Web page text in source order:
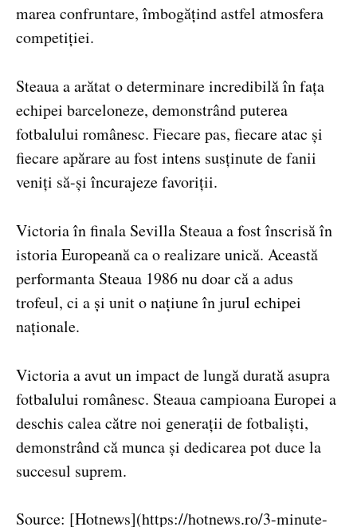
marea confruntare, îmbogățind astfel atmosfera
competiției.
Steaua a arătat o determinare incredibilă în fața
echipei barceloneze, demonstrând puterea
fotbalului românesc. Fiecare pas, fiecare atac și
fiecare apărare au fost intens susținute de fanii
veniți să-și încurajeze favoriții.
Victoria în finala Sevilla Steaua a fost înscrisă în
istoria Europeană ca o realizare unică. Această
performanta Steaua 1986 nu doar că a adus
trofeul, ci a și unit o națiune în jurul echipei
naționale.
Victoria a avut un impact de lungă durată asupra
fotbalului românesc. Steaua campioana Europei a
deschis calea către noi generații de fotbaliști,
demonstrând că munca și dedicarea pot duce la
succesul suprem.
Source: [Hotnews](https://hotnews.ro/3-minute-